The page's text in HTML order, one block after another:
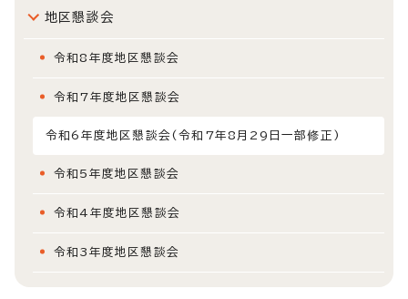
地区懇談会
令和8年度地区懇談会
令和7年度地区懇談会
令和6年度地区懇談会(令和7年8月29日一部修正)
令和5年度地区懇談会
令和4年度地区懇談会
令和3年度地区懇談会